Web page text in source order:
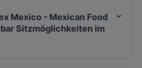
Mexico - Mexican Food
Sitzmöglichkeiten im